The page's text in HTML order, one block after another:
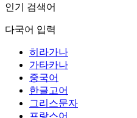
인기 검색어
다국어 입력
히라가나
가타카나
중국어
한글고어
그리스문자